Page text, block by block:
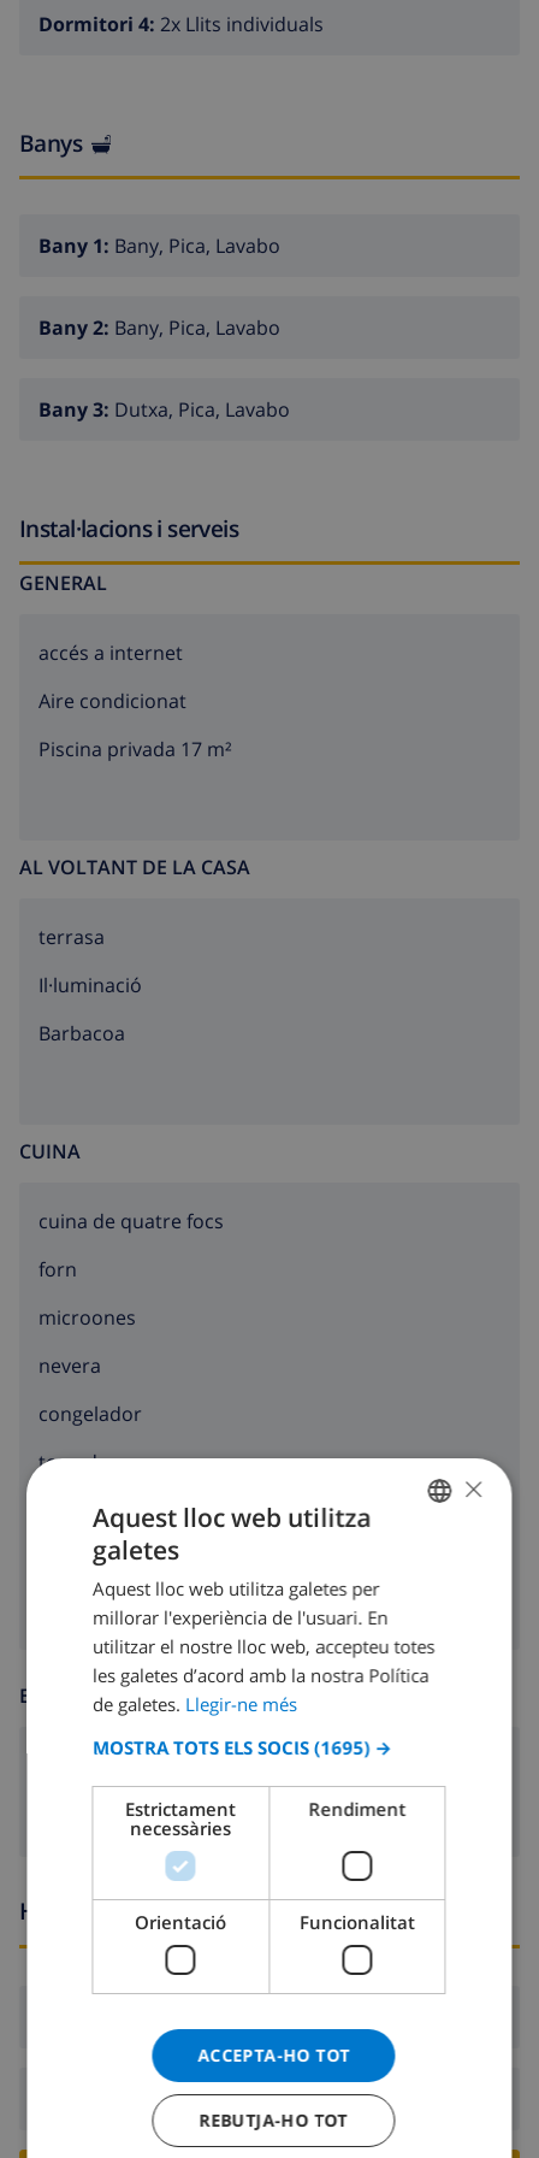
Dormitori 4: 2x Llits individuals
Banys
Bany 1: Bany, Pica, Lavabo
Bany 2: Bany, Pica, Lavabo
Bany 3: Dutxa, Pica, Lavabo
Instal·lacions i serveis
GENERAL
accés a internet
Aire condicionat
Piscina privada 17 m²
AL VOLTANT DE LA CASA
terrasa
Il·luminació
barbacoa
CUINA
cuina de quatre focs
forn
microones
nevera
congelador
torradora
rentavaixelles
rentadora
ENTRETENIMENT
Hores d’arribada i sortida
Sortida:Abans: 10:00
DUTCH
SPANISH
CATALAN
NORWEGIAN
×
Aquest lloc web utilitza
galetes
Aquest lloc web utilitza galetes per
millorar l'experiència de l'usuari. En
utilitzar el nostre lloc web, accepteu totes
les galetes d’acord amb la nostra Política
de galetes. Llegir-ne més
MOSTRA TOTS ELS SOCIS (1695) →
Estrictament
necessàries
Rendiment
Orientació Funcionalitat
ACCEPTA-HO TOT
REBUTJA-HO TOT